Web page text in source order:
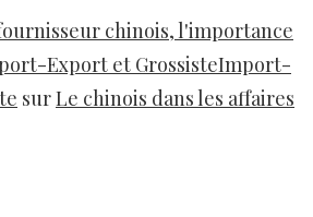
chinois, l'importance
Export et GrossisteImport-
surLe chinois dans les affaires